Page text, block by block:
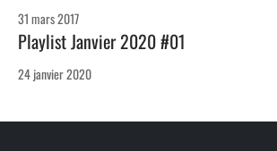
31 mars 2017
Playlist Janvier 2020 #01
24 janvier 2020